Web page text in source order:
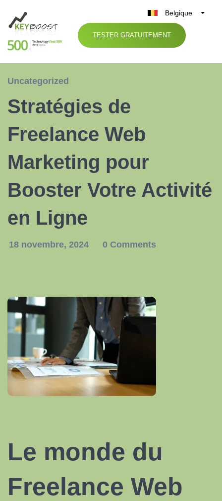
Belgique
België
Nederland
TESTER GRATUITEMENT
Uncategorized
Stratégies de
Freelance Web
Marketing pour
Booster Votre Activité
en Ligne
18 novembre, 2024 0 Comments
Le monde du
Freelance Web